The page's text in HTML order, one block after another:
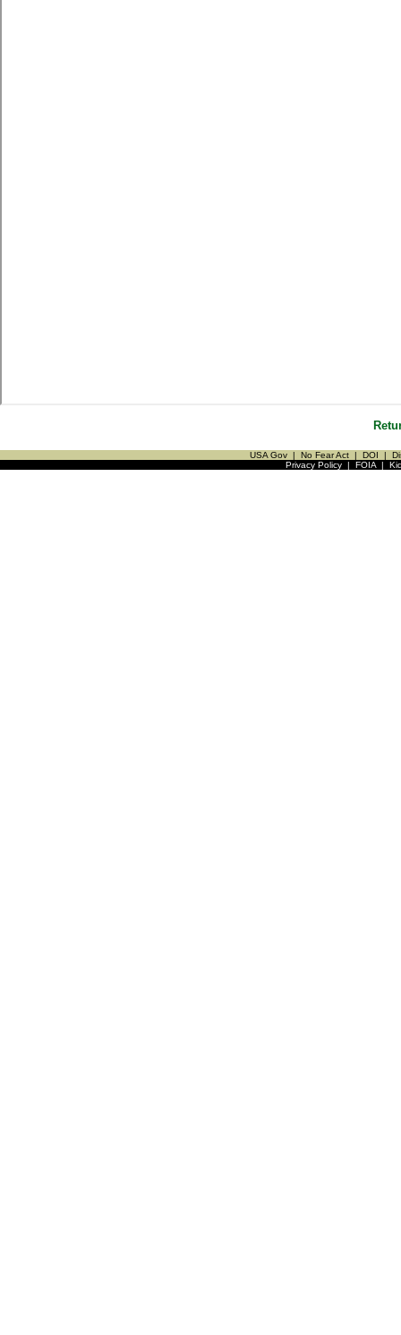
USA Gov | No Fear Act | DOI |
Privacy Policy| FOIA|